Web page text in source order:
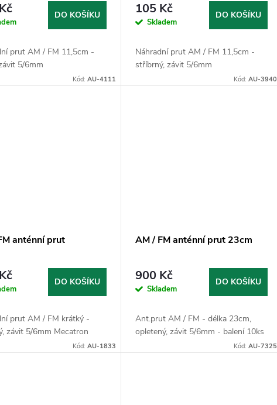
DO KOŠÍKU
prut AM / FM 11,5cm -
5/6mm
Kód:AU-4111
105 Kč
Skladem
DO KOŠÍKU
Náhradní prut AM / FM 11,5cm -
stříbrný, závit 5/6mm
Kód: AU-3940
anténní prut
DO KOŠÍKU
prut AM / FM krátký -
závit 5/6mm Mecatron
Kód:AU-1833
AM / FM anténní prut 23cm
900 Kč
Skladem
DO KOŠÍKU
Ant.prut AM / FM - délka 23cm,
opletený, závit 5/6mm - balení 10ks
Kód: AU-7325